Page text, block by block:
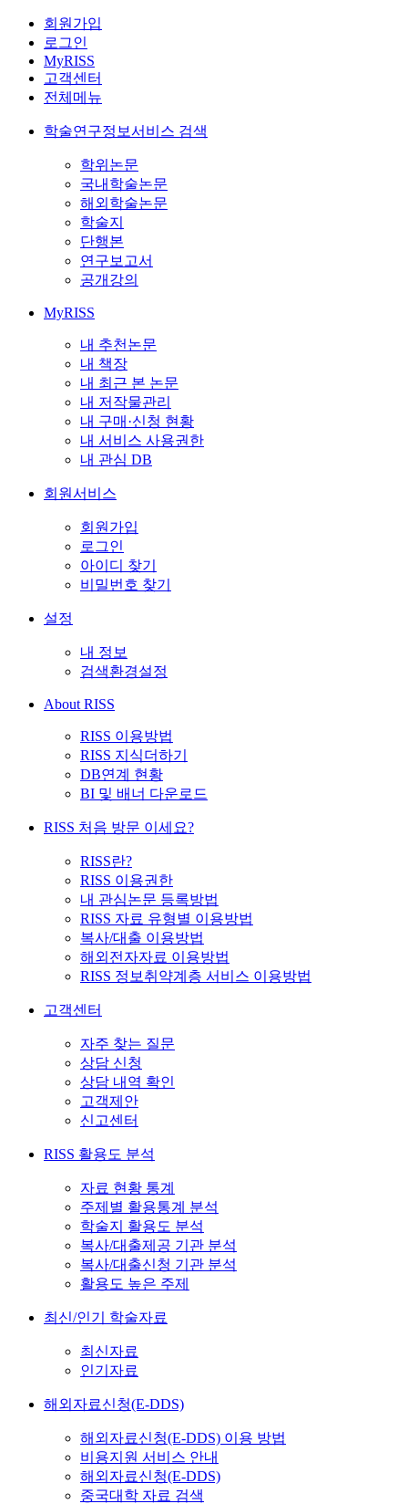
회원가입
로그인
MyRISS
고객센터
전체메뉴
학술연구정보서비스 검색
학위논문
국내학술논문
해외학술논문
학술지
단행본
연구보고서
공개강의
MyRISS
내 추천논문
내 책장
내 최근 본 논문
내 저작물관리
내 구매·신청 현황
내 서비스 사용권한
내 관심 DB
회원서비스
회원가입
로그인
아이디 찾기
비밀번호 찾기
설정
내 정보
검색환경설정
About RISS
RISS 이용방법
RISS 지식더하기
DB연계 현황
BI 및 배너 다운로드
RISS 처음 방문 이세요?
RISS란?
RISS 이용권한
내 관심논문 등록방법
RISS 자료 유형별 이용방법
복사/대출 이용방법
해외전자자료 이용방법
RISS 정보취약계층 서비스 이용방법
고객센터
자주 찾는 질문
상담 신청
상담 내역 확인
고객제안
신고센터
RISS 활용도 분석
자료 현황 통계
주제별 활용통계 분석
학술지 활용도 분석
복사/대출제공 기관 분석
복사/대출신청 기관 분석
활용도 높은 주제
최신/인기 학술자료
최신자료
인기자료
해외자료신청(E-DDS)
해외자료신청(E-DDS) 이용 방법
비용지원 서비스 안내
해외자료신청(E-DDS)
중국대학 자료 검색